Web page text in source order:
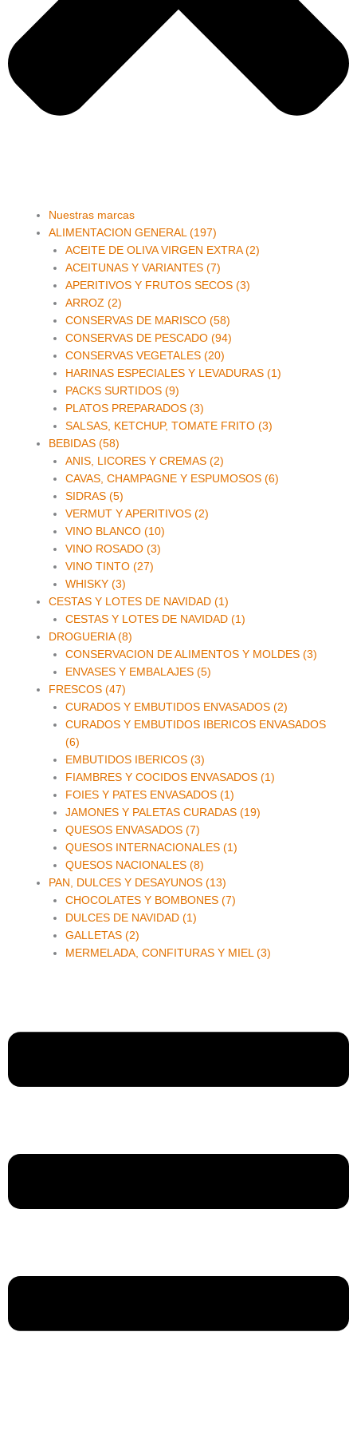
Main
Menu
Nuestras marcas
ALIMENTACION GENERAL (197)
ACEITE DE OLIVA VIRGEN EXTRA (2)
ACEITUNAS Y VARIANTES (7)
APERITIVOS Y FRUTOS SECOS (3)
ARROZ (2)
CONSERVAS DE MARISCO (58)
CONSERVAS DE PESCADO (94)
CONSERVAS VEGETALES (20)
HARINAS ESPECIALES Y LEVADURAS (1)
PACKS SURTIDOS (9)
PLATOS PREPARADOS (3)
SALSAS, KETCHUP, TOMATE FRITO (3)
BEBIDAS (58)
ANIS, LICORES Y CREMAS (2)
CAVAS, CHAMPAGNE Y ESPUMOSOS (6)
SIDRAS (5)
VERMUT Y APERITIVOS (2)
VINO BLANCO (10)
VINO ROSADO (3)
VINO TINTO (27)
WHISKY (3)
CESTAS Y LOTES DE NAVIDAD (1)
CESTAS Y LOTES DE NAVIDAD (1)
DROGUERIA (8)
CONSERVACION DE ALIMENTOS Y MOLDES (3)
ENVASES Y EMBALAJES (5)
FRESCOS (47)
CURADOS Y EMBUTIDOS ENVASADOS (2)
CURADOS Y EMBUTIDOS IBERICOS ENVASADOS
(6)
EMBUTIDOS IBERICOS (3)
FIAMBRES Y COCIDOS ENVASADOS (1)
FOIES Y PATES ENVASADOS (1)
JAMONES Y PALETAS CURADAS (19)
QUESOS ENVASADOS (7)
QUESOS INTERNACIONALES (1)
QUESOS NACIONALES (8)
PAN, DULCES Y DESAYUNOS (13)
CHOCOLATES Y BOMBONES (7)
DULCES DE NAVIDAD (1)
GALLETAS (2)
MERMELADA, CONFITURAS Y MIEL (3)